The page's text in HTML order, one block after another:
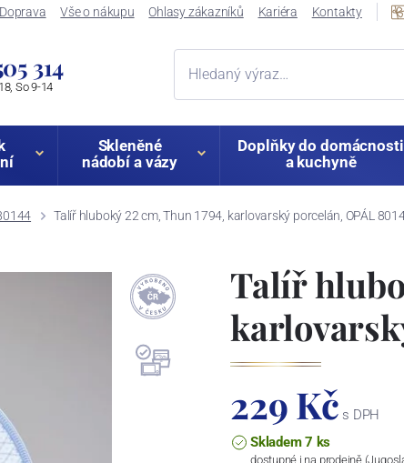
Doprava Vše o nákupu Ohlasy zákazníků Kariéra Kontakty
314
So 9-14
Skleněné
nádobí a vázy
Doplňky do domácnosti
a kuchyně
Talíř hluboký 22 cm, Thun 1794, karlovarský porcelán, OPÁL
Talíř
229 Kč s DPH
Skladem 7 ks
dostupné i na prodejně